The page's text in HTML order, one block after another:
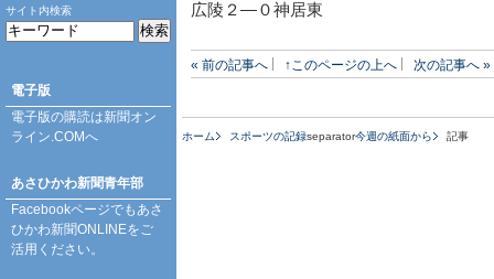
広陵２―０神居東
« 前の記事へ ↑このページの上へ 次の記事へ »
ホーム スポーツの記録separator今週の紙面から 記事
サイト内検索
電子版
電子版の購読は新聞オン
ライン.COMへ
あさひかわ新聞青年部
Facebookページでもあさ
ひかわ新聞ONLINEをご
活用ください。